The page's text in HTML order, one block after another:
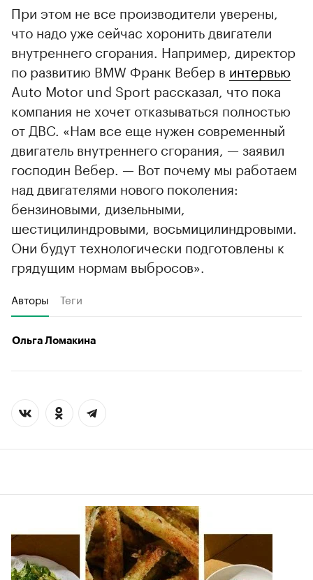
При этом не все производители уверены,
что надо уже сейчас хоронить двигатели
внутреннего сгорания. Например, директор
по развитию BMW Франк Вебер в интервью
Auto Motor und Sport рассказал, что пока
компания не хочет отказываться полностью
от ДВС. «Нам все еще нужен современный
двигатель внутреннего сгорания, — заявил
господин Вебер. — Вот почему мы работаем
над двигателями нового поколения:
бензиновыми, дизельными,
шестицилиндровыми, восьмицилиндровыми.
Они будут технологически подготовлены к
грядущим нормам выбросов».
Авторы Теги
Ольга Ломакина